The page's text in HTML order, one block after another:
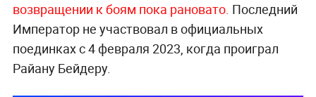
возвращении к боям пока рановато. Последний
Император не участвовал в официальных
поединках с 4 февраля 2023, когда проиграл
Райану Бейдеру.